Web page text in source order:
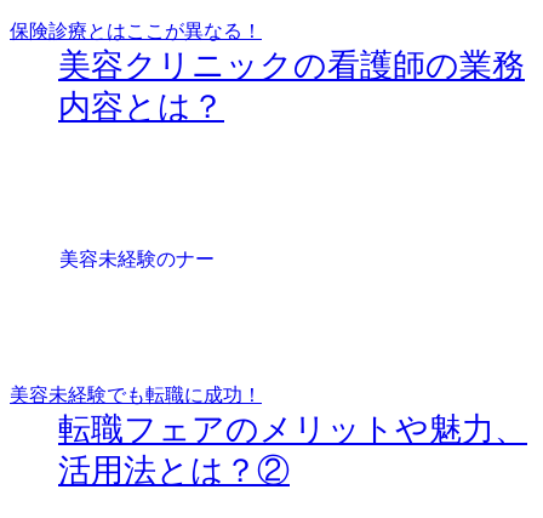
保険診療とはここが異なる！
美容クリニックの看護師の業務
内容とは？
美容未経験でも転職に成功！
転職フェアのメリットや魅力、
活用法とは？②